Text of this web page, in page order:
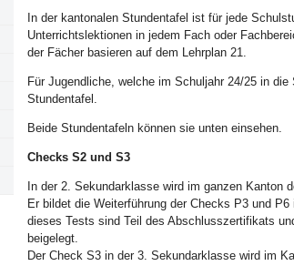
In der kantonalen Stundentafel ist für jede
Unterrichtslektionen in jedem Fach oder
der Fächer basieren auf dem Lehrplan 21.
Für Jugendliche, welche im Schuljahr 24/25 in
Stundentafel.
Beide Stundentafeln können sie unten einsehen.
Checks S2 und S3
In der 2. Sekundarklasse wird im ganzen Kanton
Er bildet die Weiterführung der Checks P3 und
dieses Tests sind Teil des Abschlusszertifikats
beigelegt.
Der Check S3 in der 3. Sekundarklasse wird im